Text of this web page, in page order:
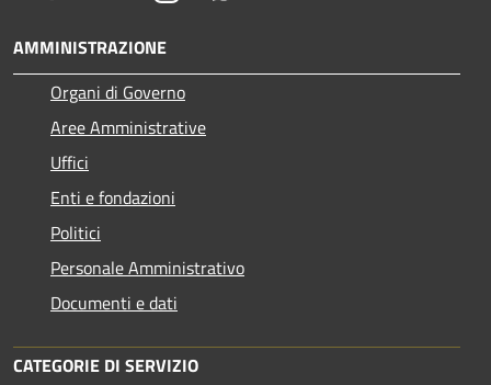
AMMINISTRAZIONE
Organi di Governo
Aree Amministrative
Uffici
Enti e fondazioni
Politici
Personale Amministrativo
Documenti e dati
CATEGORIE DI SERVIZIO